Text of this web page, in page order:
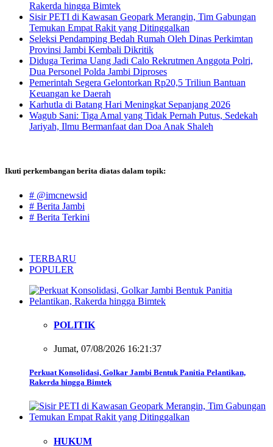
Rakerda hingga Bimtek
Sisir PETI di Kawasan Geopark Merangin, Tim Gabungan
Temukan Empat Rakit yang Ditinggalkan
Seleksi Pendamping Bedah Rumah Oleh Dinas Perkimtan
Provinsi Jambi Kembali Dikritik
Diduga Terima Uang Jadi Calo Rekrutmen Anggota Polri,
Dua Personel Polda Jambi Diproses
Pemerintah Segera Gelontorkan Rp20,5 Triliun Bantuan
Keuangan ke Daerah
Karhutla di Batang Hari Meningkat Sepanjang 2026
Wagub Sani: Tiga Amal yang Tidak Pernah Putus, Sedekah
Jariyah, Ilmu Bermanfaat dan Doa Anak Shaleh
Ikuti perkembangan berita diatas dalam topik:
# @imcnewsid
# Berita Jambi
# Berita Terkini
TERBARU
POPULER
POLITIK
Jumat, 07/08/2026 16:21:37
Perkuat Konsolidasi, Golkar Jambi Bentuk Panitia Pelantikan,
Rakerda hingga Bimtek
HUKUM